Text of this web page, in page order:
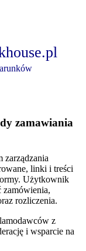
zamawiania
zarządzania
linki i treści
Użytkownik
zamówienia,
rozliczenia.
z
i wsparcie na